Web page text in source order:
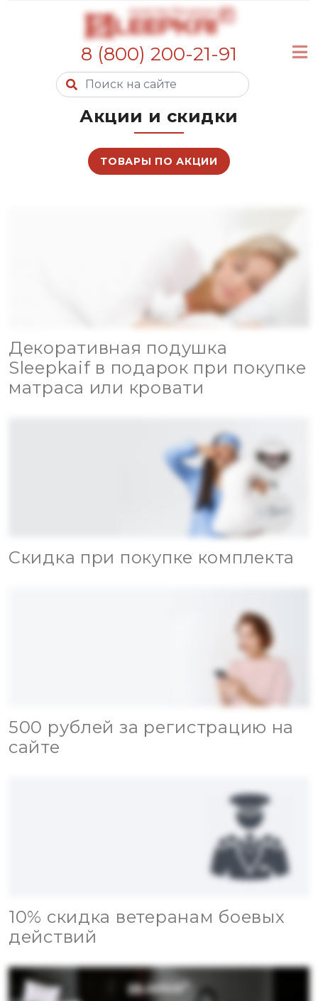
8 (800) 200-21-91
Акции и скидки
ТОВАРЫ ПО АКЦИИ
Декоративная подушка
Sleepkaif в подарок при покупке
матраса или кровати
Скидка при покупке комплекта
500 рублей за регистрацию на
сайте
10% скидка ветеранам боевых
действий